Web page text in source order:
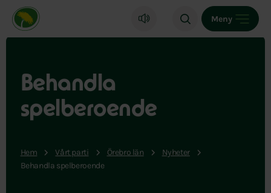
Miljöpartiet de gröna, startsida
Meny
Behandla
spelberoende
Hem Vårt parti Örebro län
Nyheter
Behandla spelberoende